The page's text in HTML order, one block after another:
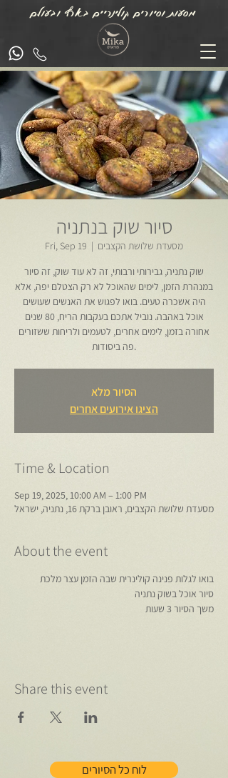
מסעות וסיורים קולינריים בארץ ובעולם
סיור שוק בנתניה
Fri, Sep 19
  |
מסעדת שלושת הקצבים
שוק נתניה, גבירותי ורבותי, זה לא עוד שוק, זה סיור
במנהרת הזמן, לימים שהאוכל לא רק הצטלם יפה, אלא
היה אשכרה טעים. בואו לפגוש את האנשים שעושים
אוכל באהבה. נוביל אתכם בעקבות הריח, 80 שנים
אחורה בזמן, לימים אחרים, לטעמים ולריחות ששזורים
הסיור מלא
הציגו אירועים אחרים
Time & Location
Sep 19, 2025, 10:00 AM – 1:00 PM
מסעדת שלושת הקצבים, ראובן ברקת 16, נתניה, ישראל
About the event
בואו לגלות פנינה קולינרית שבה הזמן עצר מלכת
סיור אוכל בשוק נתניה
משך הסיור 3 שעות
Share this event
לוח כל הסיורים